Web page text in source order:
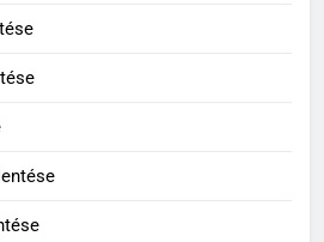
jelentése
BETŰS SZAVAK JELENTÉSE
BETŰS SZAVAK JELENTÉSE